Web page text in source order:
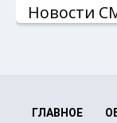
Новости
ГЛАВНОЕ